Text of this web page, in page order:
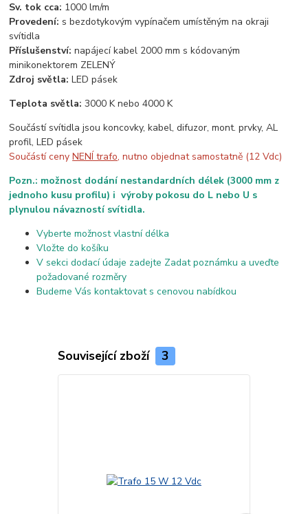
Sv. tok cca: 1000 lm/m
Provedení: s bezdotykovým vypínačem umístěným na okraji
svítidla
Příslušenství:napájecí kabel 2000 mm s kódovaným
minikonektorem ZELENÝ
Zdroj světla:LED pásek
Teplota světla:3000 K nebo 4000 K
Součástí svítidla jsou koncovky, kabel, difuzor, mont. prvky, AL
profil, LED pásek
Součástí cenyNENÍ trafo, nutno objednat samostatně (12 Vdc)
Pozn.: možnost dodání nestandardních délek (3000 mm z
jednoho kusu profilu) i výroby pokosu do L nebo U s
plynulou návazností svítidla.
Vyberte možnost vlastní délka
Vložte do košíku
V sekci dodací údaje zadejte Zadat poznámku a uveďte
požadované rozměry
Budeme Vás kontaktovat s cenovou nabídkou
Související zboží 3